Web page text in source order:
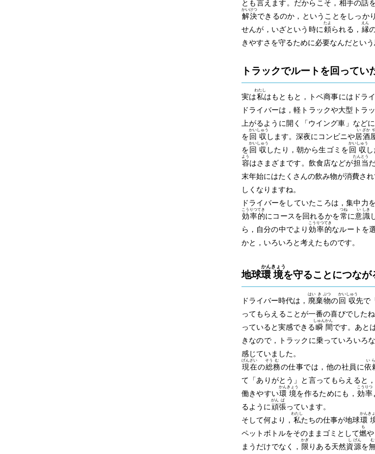
とも言えます。だからこそ，相手の話
解
かい
決
けつ
できるのか，ということをしっか
せんが，いざという時に 頼
たよ
られる， 縁
えん
きやすさを守るために必要なんだとい
トラックでルートを回ってい
実は私
わたし
はもともと，トベ商事にはドラ
ドライバーは，軽トラックや大型トラ
上がるように開く「ウイング車」など
を回
かい
収
しゅう
します。深夜にコンビニや居
い
酒
ざか
を回
かい
収
しゅう
したり，朝から生ゴミを回
かい
収
しゅう
容
よう
はさまざまです。飲食店などが担
たん
当
とう
末年始にはたくさんの飲み物が消費され
しくなりますね。
ドライバーをしていたころは，集中力
効
こう
率
りつ
的
てき
にコースを回れるかを常
つね
に意
い
識
しき
ら，自分の中でより 効
こう
率
りつ
的
てき
なルートを
かと，いろいろと考えたものです。
地球環
かん
境
きょう
を守ることにつなが
ドライバー時代は， 廃
はい
棄
き
物
ぶつ
の回
かい
収
しゅう
先で
ってもらえることが一番の喜びでした
っていると実感できる瞬
しゅん
間
かん
です。あと
きなので，トラックに乗っていろいろ
感じていました。
現
げん
在
ざい
の総
そう
務
む
の仕事では，他の社員に依
い
て「ありがとう」と言ってもらえると
働きやすい環
かん
境
きょう
を作るためにも， 効
こう
率
りつ
るように頑
がん
張
ば
っています。
そして何より， 私
わたし
たちの仕事が地球環
かんき
ペットボトルをそのままゴミとして燃
も
や
まうだけでなく， 限
かぎ
りある天然資
し
源
げん
を
む